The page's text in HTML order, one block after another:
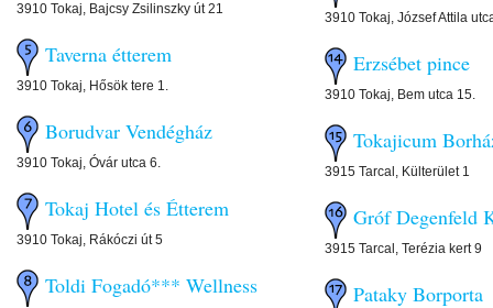
3910 Tokaj, Bajcsy Zsilinszky út 21
Taverna étterem
3910 Tokaj, Hősök tere 1.
Borudvar Vendégház
3910 Tokaj, Óvár utca 6.
Tokaj Hotel és Étterem
3910 Tokaj, Rákóczi út 5
Toldi Fogadó*** Wellness
3910 Tokaj, József Attila
Erzsébet pince
3910 Tokaj, Bem utca 15.
Tokajicum
3915 Tarcal, Külterület 1
Gróf Degenfeld
3915 Tarcal, Terézia kert 9
Pataky Borporta